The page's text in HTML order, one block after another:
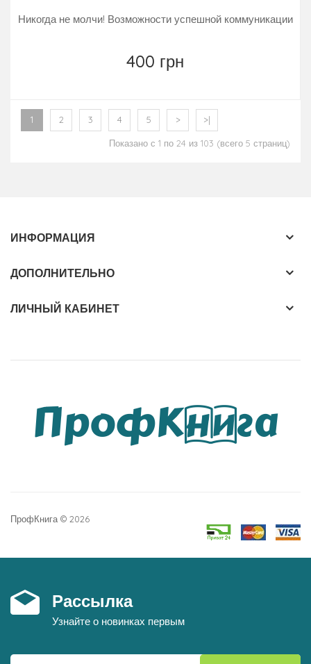
Никогда не молчи! Возможности успешной коммуникации
400 грн
1 2 3 4 5 > >|
Показано с 1 по 24 из 103 (всего 5 страниц)
ИНФОРМАЦИЯ
ДОПОЛНИТЕЛЬНО
ЛИЧНЫЙ КАБИНЕТ
ПрофКнига © 2026
Рассылка
Узнайте о новинках первым